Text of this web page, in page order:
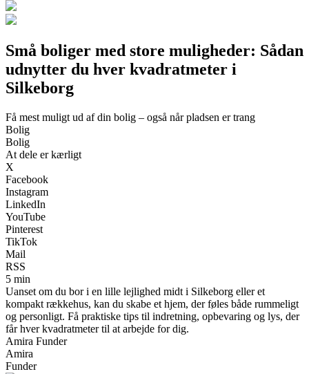
Små boliger med store muligheder: Sådan
udnytter du hver kvadratmeter i
Silkeborg
Få mest muligt ud af din bolig – også når pladsen er trang
Bolig
Bolig
At dele er kærligt
X
Facebook
Instagram
LinkedIn
YouTube
Pinterest
TikTok
Mail
RSS
5 min
Uanset om du bor i en lille lejlighed midt i Silkeborg eller et
kompakt rækkehus, kan du skabe et hjem, der føles både rummeligt
og personligt. Få praktiske tips til indretning, opbevaring og lys, der
får hver kvadratmeter til at arbejde for dig.
Amira Funder
Amira
Funder